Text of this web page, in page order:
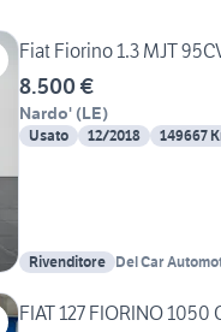
Fiat Fiorino 1.3 MJT
8.500 €
Nardo' (LE)
Usato 12/2018 149667
Rivenditore Del Car
FIAT 127 FIORINO